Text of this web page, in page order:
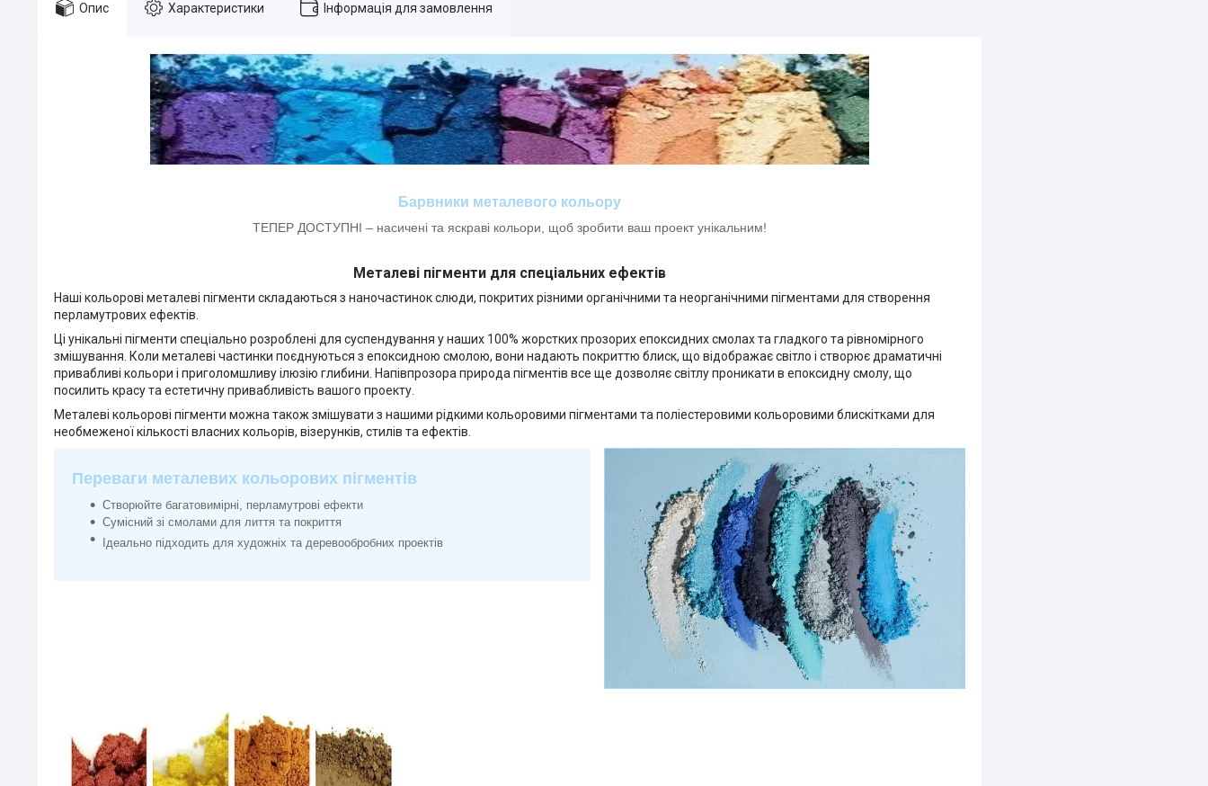
Опис Характеристики Інформація для замовлення
Барвники металевого кольору
ТЕПЕР ДОСТУПНІ – насичені та яскраві кольори, щоб зробити ваш проект унікальним!
Металеві пігменти для спеціальних ефектів
Наші кольорові металеві пігменти складаються з наночастинок слюди, покритих різними органічними та неорганічними пігментами для створення
перламутрових ефектів.
Ці унікальні пігменти спеціально розроблені для суспендування у наших 100% жорстких прозорих епоксидних смолах та гладкого та рівномірного
змішування. Коли металеві частинки поєднуються з епоксидною смолою, вони надають покриттю блиск, що відображає світло і створює драматичні
привабливі кольори і приголомшливу ілюзію глибини. Напівпрозора природа пігментів все ще дозволяє світлу проникати в епоксидну смолу, що
посилить красу та естетичну привабливість вашого проекту.
Металеві кольорові пігменти можна також змішувати з нашими рідкими кольоровими пігментами та поліестеровими кольоровими блискітками для
необмеженої кількості власних кольорів, візерунків, стилів та ефектів.
Переваги металевих кольорових пігментів
Створюйте багатовимірні, перламутрові ефекти
Сумісний зі смолами для лиття та покриття
Ідеально підходить для художніх та деревообробних проектів